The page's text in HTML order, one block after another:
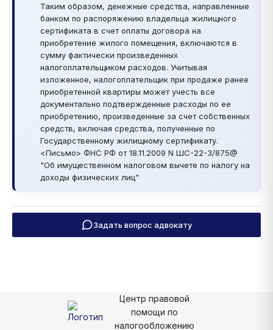
Таким образом, денежные средства, направленные
банком по распоряжению владельца жилищного
сертификата в счет оплаты договора на
приобретение жилого помещения, включаются в
сумму фактически произведенных
налогоплательщиком расходов. Учитывая
изложенное, налогоплательщик при продаже ранее
приобретенной квартиры может учесть все
документально подтвержденные расходы по ее
приобретению, произведенные за счет собственных
средств, включая средства, полученные по
Государственному жилищному сертификату.
<Письмо> ФНС РФ от 18.11.2009 N ШС-22-3/875@
"Об имущественном налоговом вычете по налогу на
доходы физических лиц"
Задать вопрос адвокату
Центр правовой
помощи по
налогообложению